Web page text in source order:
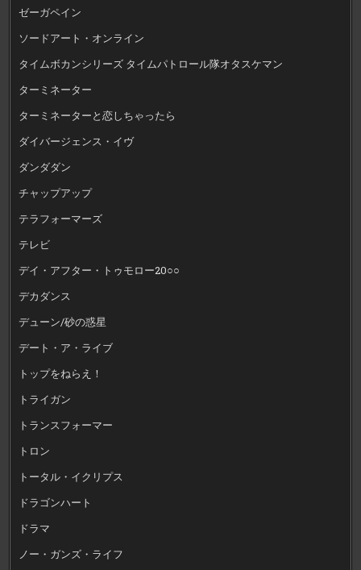
ゼーガペイン
ソードアート・オンライン
タイムボカンシリーズ タイムパトロール隊オタスケマン
ターミネーター
ターミネーターと恋しちゃったら
ダイバージェンス・イヴ
ダンダダン
チャップアップ
テラフォーマーズ
テレビ
デイ・アフター・トゥモロー20○○
デカダンス
デューン/砂の惑星
デート・ア・ライブ
トップをねらえ！
トライガン
トランスフォーマー
トロン
トータル・イクリプス
ドラゴンハート
ドラマ
ノー・ガンズ・ライフ